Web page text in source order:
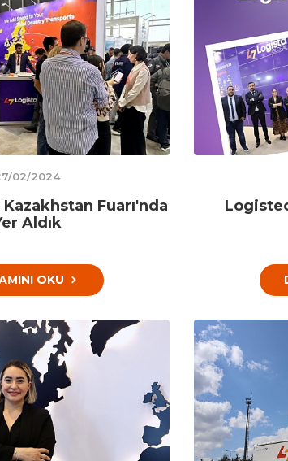
02/2024
Fuarı'nda
Aldık
OKU